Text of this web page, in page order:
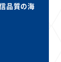
品質の海